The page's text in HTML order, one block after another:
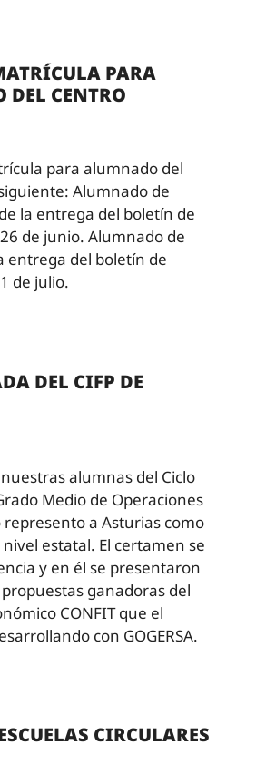
PARA
CENTRO
para alumnado del
Alumnado de
la entrega del boletín de
de junio. Alumnado de
entrega del boletín de
de julio.
DEL CIFP DE
alumnas del Ciclo
Medio de Operaciones
a Asturias como
estatal. El certamen se
y en él se presentaron
ganadoras del
CONFIT que el
con GOGERSA.
CIRCULARES